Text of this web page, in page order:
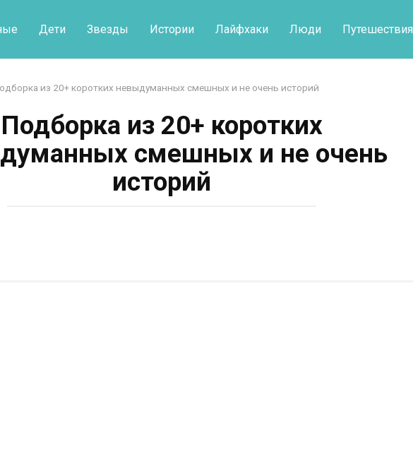
Дети Звезды Истории Лайфхаки Люди Путешествия
из 20+ коротких невыдуманных смешных и не очень историй
Подборка из 20+ коротких
смешных и не очень
историй